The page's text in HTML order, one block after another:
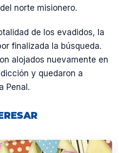
norte misionero.
de los evadidos, la
finalizada la búsqueda.
alojados nuevamente en
y quedaron a
Penal.